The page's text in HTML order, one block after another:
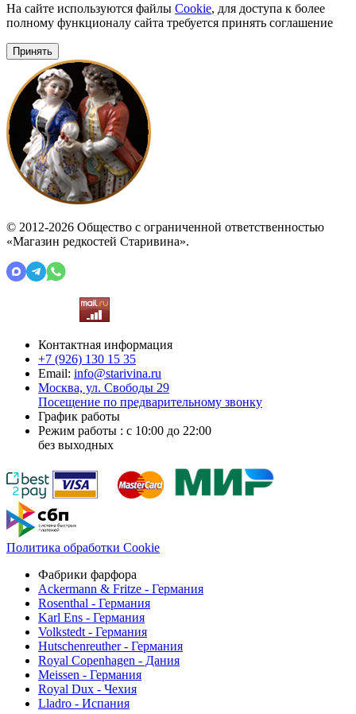
На сайте используются файлы Cookie, для доступа к более
полному функционалу сайта требуется принять соглашение
Принять
© 2012-2026 Общество с ограниченной ответственностью
«Магазин редкостей Старивина».
Контактная информация
+7 (926) 130 15 35
Email: info@starivina.ru
Москва, ул. Свободы 29
Посещение по предварительному звонку
График работы
Режим работы : с 10:00 до 22:00
без выходных
Политика обработки Cookie
Фабрики фарфора
Ackermann & Fritze - Германия
Rosenthal - Германия
Karl Ens - Германия
Volkstedt - Германия
Hutschenreuther - Германия
Royal Copenhagen - Дания
Meissen - Германия
Royal Dux - Чехия
Lladro - Испания